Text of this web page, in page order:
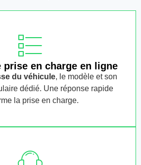
prise en charge en ligne
du véhicule, le modèle et son
dédié. Une réponse rapide
la prise en charge.